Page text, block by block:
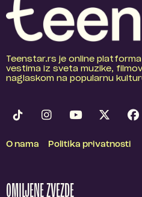
Teenstar.rs je online
vestima iz sveta muzike,
naglaskom na popularnu
O nama Politika privatnosti
OMILJENE ZVEZDE